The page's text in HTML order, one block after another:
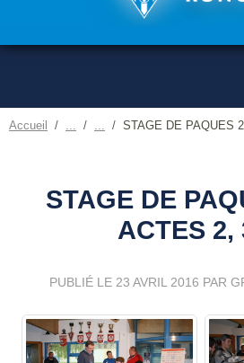
Accueil STAGE DE PAQUES
STAGE DE
ACTES 2,
PUBLIÉ LE 23 AVRIL 2016 PAR